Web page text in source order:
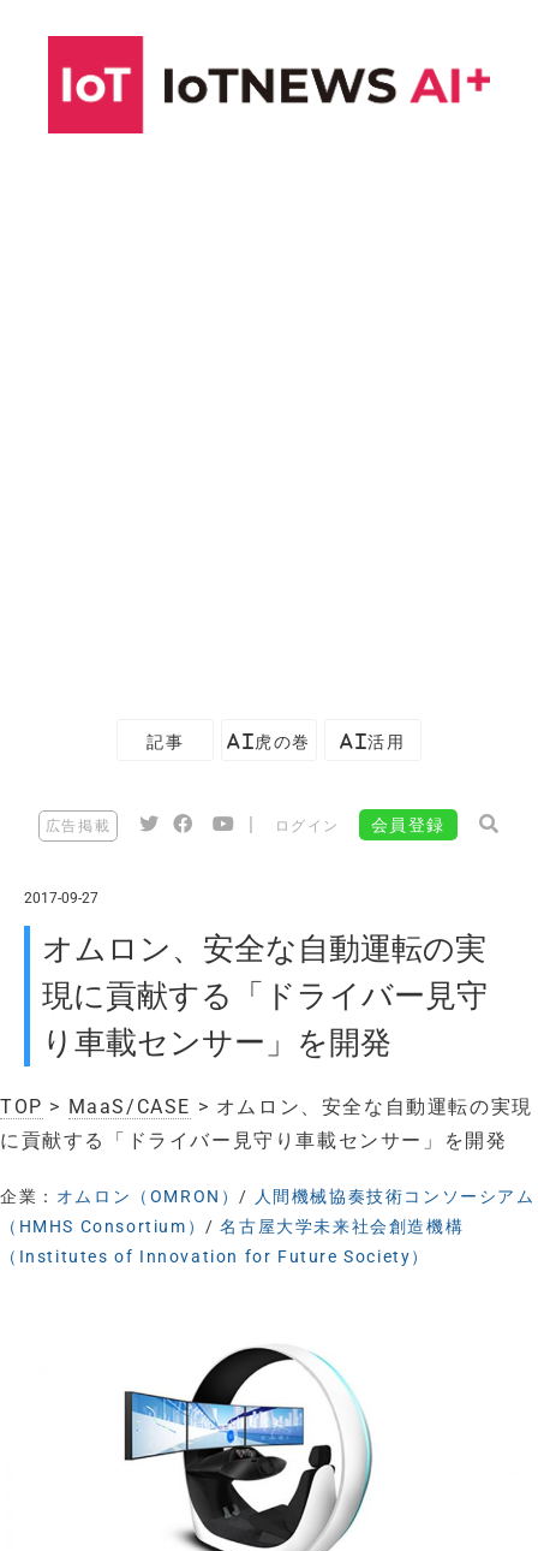
記事 AI虎の巻 AI活用
広告掲載 ログイン 会員登録
2017-09-27
オムロン、安全な自動運転の実
現に貢献する「ドライバー見守
り車載センサー」を開発
TOP > MaaS/CASE > オムロン、安全な自動運転の実現
に貢献する「ドライバー見守り車載センサー」を開発
企業： オムロン（OMRON）/ 人間機械協奏技術コンソーシアム
（HMHS Consortium）/名古屋大学未来社会創造機構
（Institutes of Innovation for Future Society）